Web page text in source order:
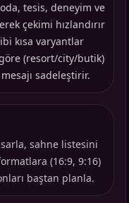
tesis, deneyim ve
çekimi hızlandırır
kısa varyantlar
(resort/city/butik)
sadeleştirir.
sahne listesini
(16:9, 9:16)
baştan planla.